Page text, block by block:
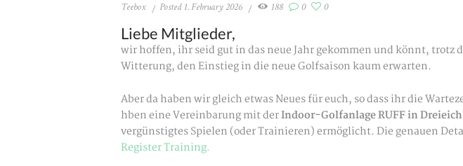
Teebox Posted 1. February 2026 188 0 0
Liebe Mitglieder,
wir hoffen, ihr seid gut in das neue Jahr gekommen und könnt, trotz
Witterung, den Einstieg in die neue Golfsaison kaum erwarten.
Aber da haben wir gleich etwas Neues für euch, so dass ihr die
hben eine Vereinbarung mit derIndoor-Golfanlage RUFF in Dreieich
vergünstigtes Spielen (oder Trainieren) ermöglicht. Die genauen
Register Training.